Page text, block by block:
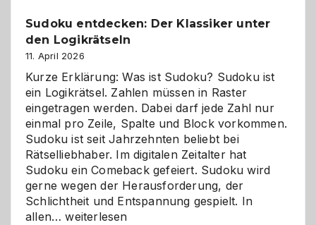
Sudoku entdecken: Der Klassiker unter
den Logikrätseln
11. April 2026
Kurze Erklärung: Was ist Sudoku? Sudoku ist
ein Logikrätsel. Zahlen müssen in Raster
eingetragen werden. Dabei darf jede Zahl nur
einmal pro Zeile, Spalte und Block vorkommen.
Sudoku ist seit Jahrzehnten beliebt bei
Rätselliebhaber. Im digitalen Zeitalter hat
Sudoku ein Comeback gefeiert. Sudoku wird
gerne wegen der Herausforderung, der
Schlichtheit und Entspannung gespielt. In
allen…Sudoku
weiterlesen